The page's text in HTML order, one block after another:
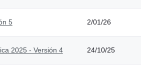
5 2/01/26
2025 - Versión 4 24/10/25